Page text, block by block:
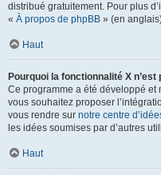
distribué gratuitement. Pour plus
« À propos de phpBB » (en
Haut
Pourquoi la fonctionnalité X n’est
Ce programme a été développé et
vous souhaitez proposer
vous rendre sur notre centre
les idées soumises par d’autres
Haut